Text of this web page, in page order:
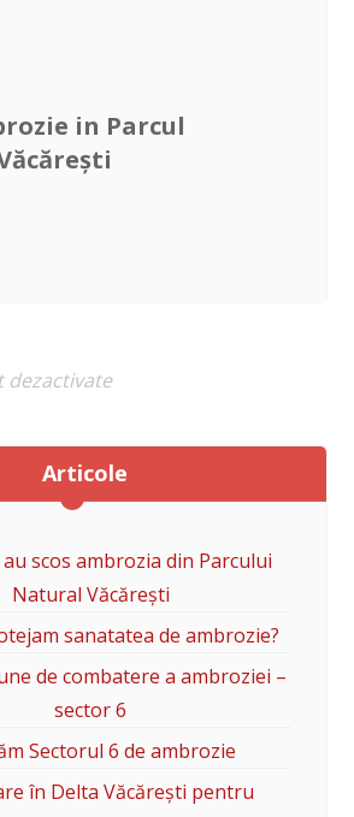
in Parcul
dezactivate
Articole
scos ambrozia din Parcului
Natural Văcărești
sanatatea de ambrozie?
de combatere a ambroziei –
sector 6
Sectorul 6 de ambrozie
în Delta Văcărești pentru